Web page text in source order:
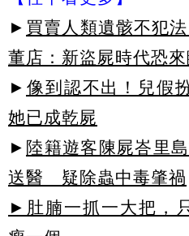
► 買賣人類遺骸不犯
董店：新盜屍時代恐來
► 像到認不出！兒假
她已成乾屍
► 陸籍遊客陳屍峇里
送醫 疑除蟲中毒肇禍
►肚腩一抓一大把，